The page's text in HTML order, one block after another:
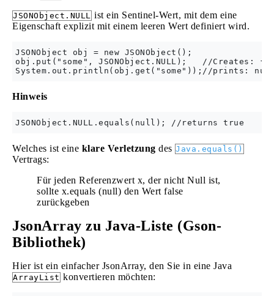
JSONObject.NULL ist ein Sentinel-Wert, mit dem eine
Eigenschaft explizit mit einem leeren Wert definiert wird.
JSONObject obj = new JSONObject();
obj.put("some", JSONObject.NULL);   //Creates:
Hinweis
Welches ist eine klare Verletzung des Java.equals()
Vertrags:
Für jeden Referenzwert x, der nicht Null ist,
sollte x.equals (null) den Wert false
zurückgeben
JsonArray zu Java-Liste (Gson-
Bibliothek)
Hier ist ein einfacher JsonArray, den Sie in eine Java
ArrayList konvertieren möchten: